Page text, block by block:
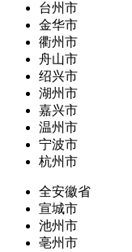
台州市
金华市
衢州市
舟山市
绍兴市
湖州市
嘉兴市
温州市
宁波市
杭州市
全安徽省
宣城市
池州市
亳州市